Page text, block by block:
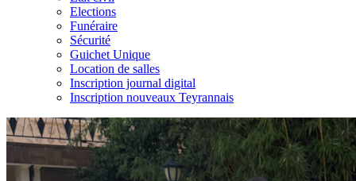
Elections
Funéraire
Sécurité
Guichet Unique
Location de salles
Inscription journal digital
Inscription nouveaux Teyrannais
Les
actualités
à
OPÉRATION
"TRANQUILLITÉ
VACANCES"